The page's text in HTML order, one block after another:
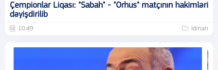
Çempionlar Liqası: "Sabah" - "Orhus" matçının hakimləri
dəyişdirilib
10:49 İdman